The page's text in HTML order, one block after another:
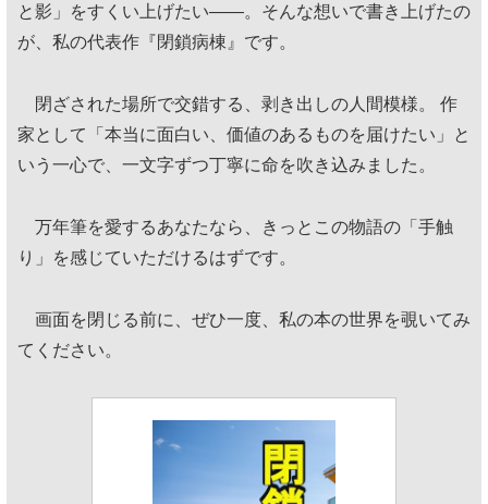
と影」をすくい上げたい——。そんな想いで書き上げたの
が、私の代表作『閉鎖病棟』です。
閉ざされた場所で交錯する、剥き出しの人間模様。 作
家として「本当に面白い、価値のあるものを届けたい」と
いう一心で、一文字ずつ丁寧に命を吹き込みました。
万年筆を愛するあなたなら、きっとこの物語の「手触
り」を感じていただけるはずです。
画面を閉じる前に、ぜひ一度、私の本の世界を覗いてみ
てください。